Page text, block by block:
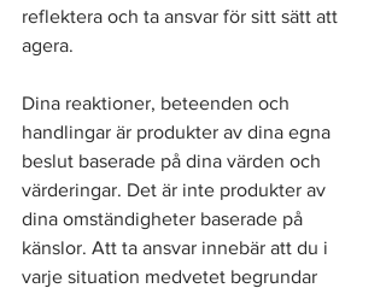
reflektera och ta ansvar för sitt sätt att
agera.
Dina reaktioner, beteenden och
handlingar är produkter av dina egna
beslut baserade på dina värden och
värderingar. Det är inte produkter av
dina omständigheter baserade på
känslor. Att ta ansvar innebär att du i
varje situation medvetet begrundar